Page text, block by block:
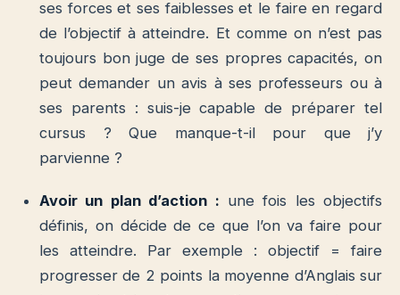
ses forces et ses faiblesses et le faire en regard
de l’objectif à atteindre. Et comme on n’est pas
toujours bon juge de ses propres capacités, on
peut demander un avis à ses professeurs ou à
ses parents : suis-je capable de préparer tel
cursus ? Que manque-t-il pour que j’y
parvienne ?
Avoir un plan d’action : une fois les objectifs
définis, on décide de ce que l’on va faire pour
les atteindre. Par exemple : objectif = faire
progresser de 2 points la moyenne d’Anglais sur